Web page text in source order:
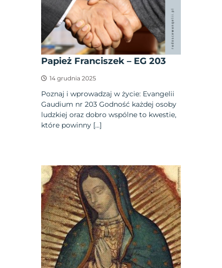
Papież Franciszek – EG 203
14 grudnia 2025
Poznaj i wprowadzaj w życie: Evangelii
Gaudium nr 203 Godność każdej osoby
ludzkiej oraz dobro wspólne to kwestie,
które powinny […]